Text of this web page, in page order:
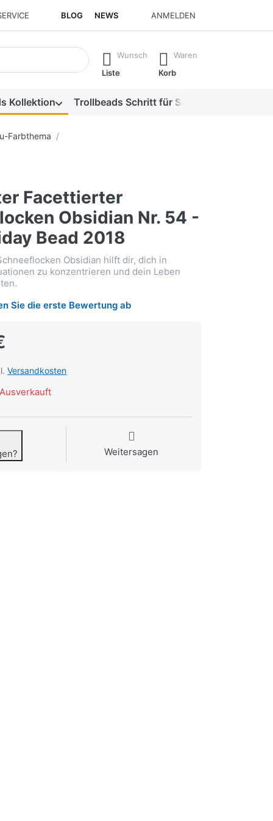
BLOG NEWS ANMELDEN
erste Ergebnisse. Drücken Sie die Eingabetaste, um alle
Wunsch
Liste
Waren
Korb
Kollektion Trollbeads Schritt für Schritt
Farbthema
Facettierter
Obsidian Nr. 54 -
Bead 2018
Obsidian hilft dir, dich in
zu konzentrieren und dein Leben
Sie die erste Bewertung ab
Versandkosten
Ausverkauft
Weitersagen